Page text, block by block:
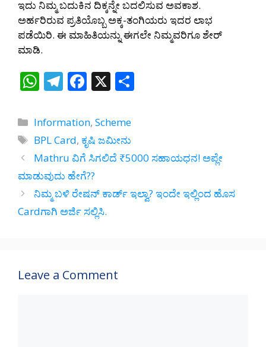
ಇದು ನಿಮ್ಮ ಬದುಕಿನ ದಿಕ್ಕನ್ನೇ ಬದಲಿಸುವ ಅವಕಾಶ.
ಅರ್ಹರಿರುವ ಪ್ರತಿಯೊಬ್ಬ ಅಕ್ಕ-ತಂಗಿಯರು ಇದರ ಲಾಭ
ಪಡೆಯಿರಿ. ಈ ಮಾಹಿತಿಯನ್ನು ಈಗಲೇ ನಿಮ್ಮವರಿಗೂ ಶೇರ್
ಮಾಡಿ.
W
at
s
A
p
p
T
e
gr
a
m
F
e
b
o
o
k
X
Categories
Information,Scheme
Tags
BPL Card, ಕೃಷಿ ಜಮೀನು
Mathru ವಿಗೆ ಸಿಗಲಿದೆ ₹5000 ಸಹಾಯಧನ! ಅಪ್ಲೇ
ಮಾಡುವುದು ಹೇಗೆ??
ನಿಮ್ಮ ಬಳಿ ರೇಷನ್ ಕಾರ್ಡ್ ಇಲ್ವಾ? ಇಂದೇ ಇಲ್ಲಿಂದ ಹೊಸ
Cardಗಾಗಿ ಅರ್ಜಿ ಸಲ್ಲಿಸಿ.
Leave a Comment